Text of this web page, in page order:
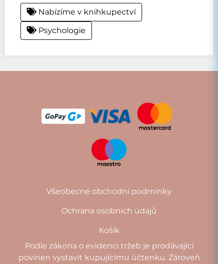
Nabízíme v knihkupectví
Psychologie
Všeobecné obchodní podmínky
Ochrana osobních údajů
Košík
Podle zákona o evidenci tržeb je prodávající
povinen vystavit kupujícímu účtenku. Zároveň